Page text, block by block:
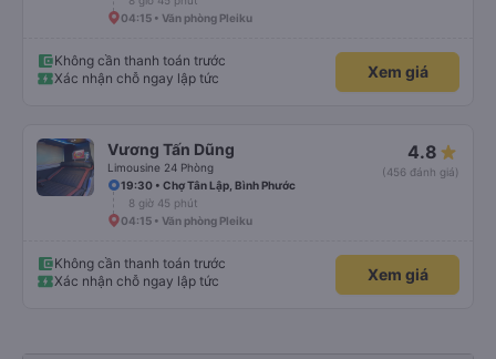
04:15 • Văn phòng Pleiku
Không cần thanh toán trước
Xác nhận chỗ ngay lập tức
Xem giá
Vương Tấn Dũng
Limousine 24 Phòng
4.8
(456 đánh giá)
19:30 • Chợ Tân Lập, Bình Phước
8 giờ 45 phút
04:15 • Văn phòng Pleiku
Không cần thanh toán trước
Xác nhận chỗ ngay lập tức
Xem giá